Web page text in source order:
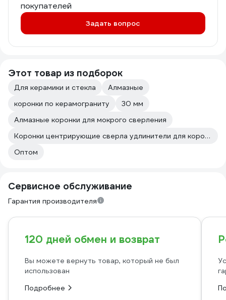
покупателей
Задать вопрос
Этот товар из подборок
Для керамики и стекла
Алмазные
коронки по керамограниту
30 мм
Алмазные коронки для мокрого сверления
Коронки центрирующие сверла удлинители для коронок Практика
Оптом
Сервисное обслуживание
Гарантия производителя
120 дней обмен и возврат
Вы можете вернуть товар, который не был
использован
Подробнее